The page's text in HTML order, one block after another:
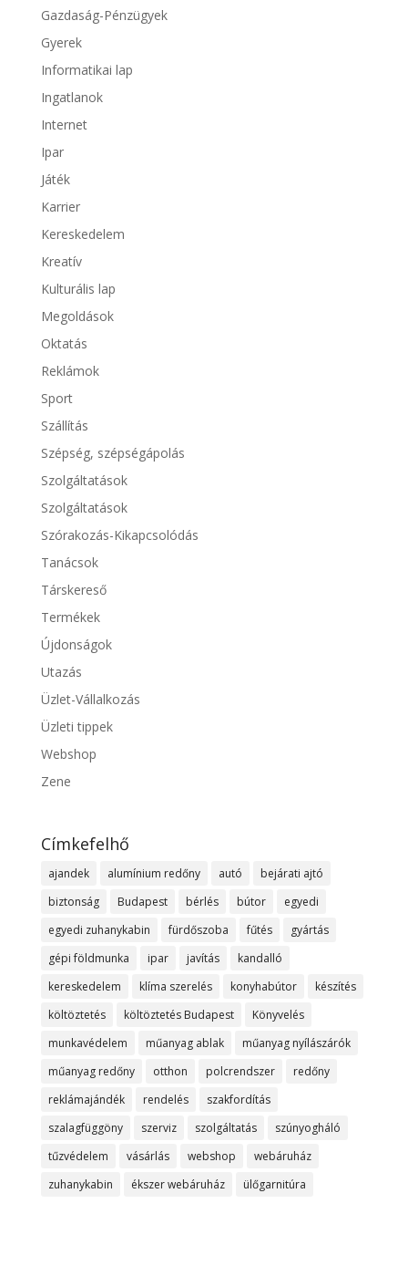
Gazdaság-Pénzügyek
Gyerek
Informatikai lap
Ingatlanok
Internet
Ipar
Játék
Karrier
Kereskedelem
Kreatív
Kulturális lap
Megoldások
Oktatás
Reklámok
Sport
Szállítás
Szépség, szépségápolás
Szolgáltatások
Szolgáltatások
Szórakozás-Kikapcsolódás
Tanácsok
Társkereső
Termékek
Újdonságok
Utazás
Üzlet-Vállalkozás
Üzleti tippek
Webshop
Zene
Címkefelhő
ajandek alumínium redőny autó
bejárati ajtó
biztonság
Budapest bérlés bútor
egyedi
egyedi zuhanykabin
fürdőszoba fűtés
gyártás
gépi földmunka
ipar javítás
kandalló
kereskedelem
klíma szerelés konyhabútor
készítés
költöztetés
költöztetés Budapest
Könyvelés
munkavédelem
műanyag ablak
műanyag nyílászárók
műanyag redőny
otthon polcrendszer
redőny
reklámajándék
rendelés
szakfordítás
szalagfüggöny
szerviz szolgáltatás
szúnyogháló
tűzvédelem
vásárlás webshop
webáruház
zuhanykabin
ékszer webáruház ülőgarnitúra